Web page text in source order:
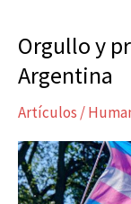
Orgullo y
Argentina
Artículos /
Orgullo
y
prejuicio:
ser
trans
en
Argentina